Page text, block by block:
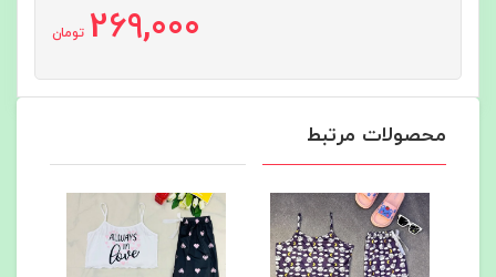
269,000 تومان
محصولات مرتبط